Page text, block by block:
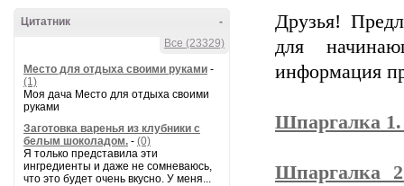
-
Цитатник
Все (23329)
Место для отдыха своими руками -
(1)
Моя дача Место для отдыха своими
руками
Заготовка варенья из клубники с
белым шоколадом. - (0)
Я только представила эти
ингредиенты и даже не сомневаюсь,
что это будет очень вкусно. У меня...
Друзья!
для
информация
Шпаргалка 1.
Шпаргалка